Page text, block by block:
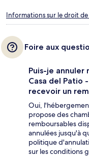
Informations sur le droit
Foire aux
Puis-je
Casa del Patio
recevoir un
Oui,
propose des
remboursables
annulées jusqu'à
politique
sur les conditions